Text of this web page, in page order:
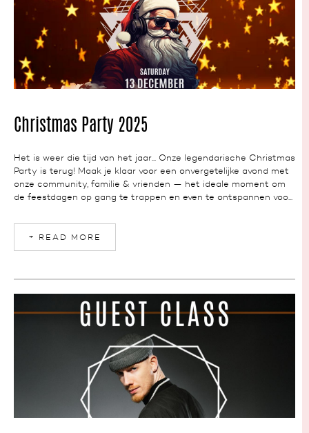
NEWS
Christmas Party 2025
Het is weer die tijd van het jaar... Onze legendarische Christmas
Party is terug! Maak je klaar voor een onvergetelijke avond met
onze community, familie & vrienden — het ideale moment om
de feestdagen op gang te trappen en even te ontspannen voo...
+ READ MORE